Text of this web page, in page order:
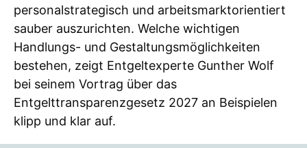
personalstrategisch und arbeitsmarktorientiert
sauber auszurichten. Welche wichtigen
Handlungs- und Gestaltungsmöglichkeiten
bestehen, zeigt Entgeltexperte Gunther Wolf
bei seinem Vortrag über das
Entgelttransparenzgesetz 2027 an Beispielen
klipp und klar auf.